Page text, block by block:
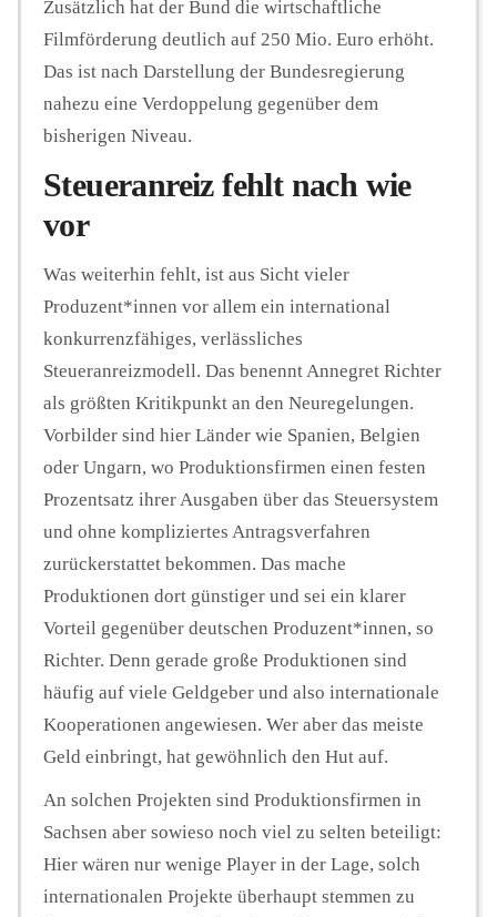
Zusätzlich hat der Bund die wirtschaftliche
Filmförderung deutlich auf 250 Mio. Euro erhöht.
Das ist nach Darstellung der Bundesregierung
nahezu eine Verdoppelung gegenüber dem
bisherigen Niveau.
Steueranreiz fehlt nach wie
vor
Was weiterhin fehlt, ist aus Sicht vieler
Produzent*innen vor allem ein international
konkurrenzfähiges, verlässliches
Steueranreizmodell. Das benennt Annegret Richter
als größten Kritikpunkt an den Neuregelungen.
Vorbilder sind hier Länder wie Spanien, Belgien
oder Ungarn, wo Produktionsfirmen einen festen
Prozentsatz ihrer Ausgaben über das Steuersystem
und ohne kompliziertes Antragsverfahren
zurückerstattet bekommen. Das mache
Produktionen dort günstiger und sei ein klarer
Vorteil gegenüber deutschen Produzent*innen, so
Richter. Denn gerade große Produktionen sind
häufig auf viele Geldgeber und also internationale
Kooperationen angewiesen. Wer aber das meiste
Geld einbringt, hat gewöhnlich den Hut auf.
An solchen Projekten sind Produktionsfirmen in
Sachsen aber sowieso noch viel zu selten beteiligt:
Hier wären nur wenige Player in der Lage, solch
internationalen Projekte überhaupt stemmen zu